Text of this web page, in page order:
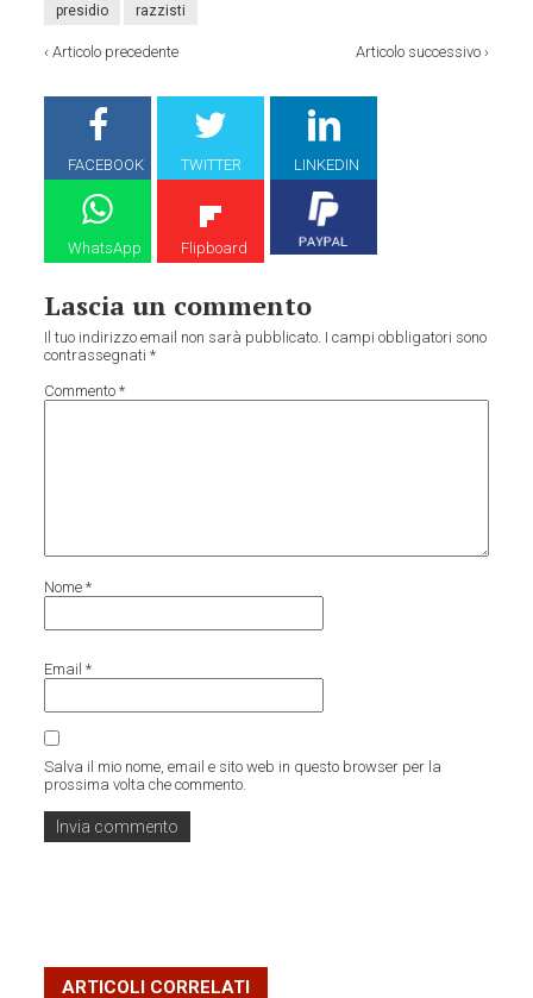
presidio razzisti
‹Articolo precedente Articolo successivo›
FACEBOOK TWITTER LINKEDIN
WhatsApp Flipboard
Lascia un commento
Il tuo indirizzo email non sarà pubblicato. I campi obbligatori sono
contrassegnati*
Commento*
Nome*
Email*
Salva il mio nome, email e sito web in questo browser per la
prossima volta che commento.
ARTICOLI CORRELATI